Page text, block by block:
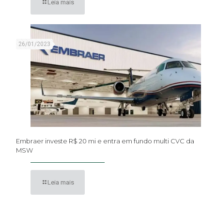
Leia mais
26/01/2023
Embraer investe R$ 20 mi e entra em fundo multi CVC da
MSW
Leia mais